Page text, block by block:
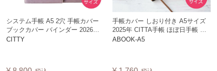
システム手帳 A5 2穴 手帳カバー
ブックカバー バインダー 2026年
リング ビジネス 男性 女性 シンプ
CITTY
手帳カバー しおり付き A5サイズ
2025年 CITTA手帳 ほぼ日手帳 が
お好きな方にお勧め ヴィーガンレ
ABOOK-A5